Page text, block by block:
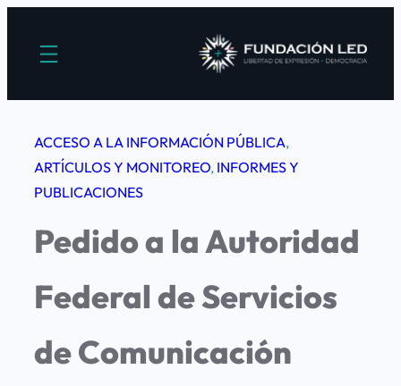
ACCESO A LA INFORMACIÓN PÚBLICA
ARTÍCULOS Y MONITOREO, INFORMES Y
PUBLICACIONES
Pedido a la Autoridad
Federal de Servicios
de Comunicación